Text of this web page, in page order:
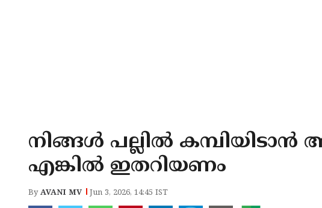
നിങ്ങൾ പല്ലിൽ
എങ്കിൽ ഇതറിയണം
ByAVANI MV Jun 3, 2026, 14:45 IST